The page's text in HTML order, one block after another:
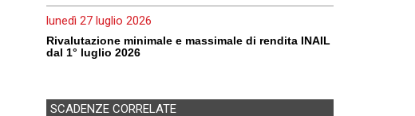
lunedì 27 luglio 2026
Rivalutazione minimale e massimale di rendita INAIL
dal 1° luglio 2026
SCADENZE CORRELATE